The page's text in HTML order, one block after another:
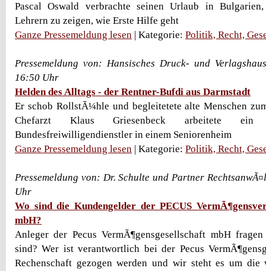
Pascal Oswald verbrachte seinen Urlaub in
Lehrern zu zeigen, wie Erste Hilfe geht
Ganze Pressemeldung lesen | Kategorie: Politik, Recht,
Pressemeldung von: Hansisches Druck- und
16:50 Uhr
Helden des Alltags - der Rentner-Bufdi aus Darmstadt
Er schob RollstÃ¼hle und begleitetete alte Menschen
Chefarzt Klaus Griesenbeck arbeitete
Bundesfreiwilligendienstler in einem Seniorenheim
Ganze Pressemeldung lesen | Kategorie: Politik, Recht,
Pressemeldung von: Dr. Schulte und Partner
Uhr
Wo sind die Kundengelder der PECUS
mbH?
Anleger der Pecus VermÃ¶gensgesellschaft mbH
sind? Wer ist verantwortlich bei der Pecus
Rechenschaft gezogen werden und wir steht es um die